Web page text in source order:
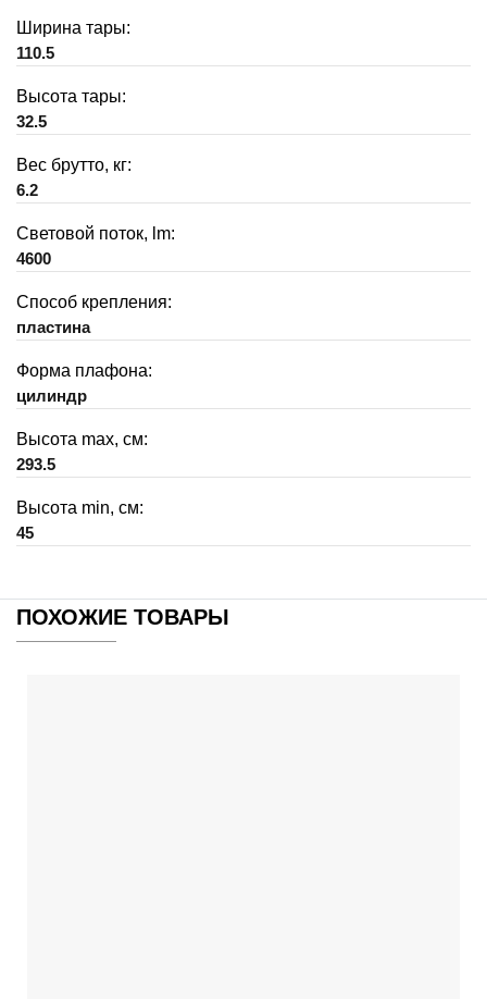
Ширина тары:
110.5
Высота тары:
32.5
Вес брутто, кг:
6.2
Световой поток, lm:
4600
Способ крепления:
пластина
Форма плафона:
цилиндр
Высота max, см:
293.5
Высота min, см:
45
ПОХОЖИЕ ТОВАРЫ